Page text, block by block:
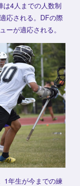
は4人までの人数制
応される。DFの際
ーが適応される。
1年生が今までの練